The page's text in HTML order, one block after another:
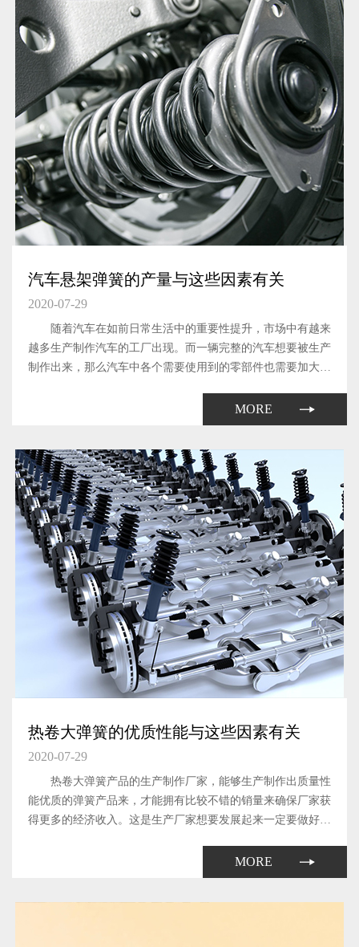
汽车悬架弹簧的产量与这些因素有关
2020-07-29
随着汽车在如前日常生活中的重要性提升，市场中有越来
越多生产制作汽车的工厂出现。而一辆完整的汽车想要被生产
制作出来，那么汽车中各个需要使用到的零部件也需要加大生
MORE
热卷大弹簧的优质性能与这些因素有关
2020-07-29
热卷大弹簧产品的生产制作厂家，能够生产制作出质量性
能优质的弹簧产品来，才能拥有比较不错的销量来确保厂家获
得更多的经济收入。这是生产厂家想要发展起来一定要做好的
质量和性能都与哪些因素有关系呢?下面本文就来简单地介绍
MORE